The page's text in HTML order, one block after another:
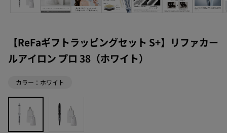
【ReFaギフトラッピングセット S+】リファカー
ルアイロン プロ 38（ホワイト）
カラー：ホワイト